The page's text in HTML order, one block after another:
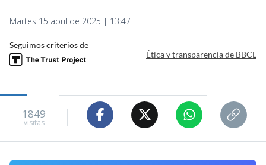
Martes 15 abril de 2025 | 13:47
Seguimos criterios de
Ética y transparencia de BBCL
1849
visitas